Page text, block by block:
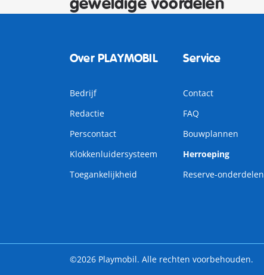
Over PLAYMOBIL
Bedrijf
Redactie
Perscontact
Klokkenluidersysteem
Toegankelijkheid
Service
Contact
FAQ
Bouwplannen
Herroeping
Reserve-onderdelen
©2026 Playmobil. Alle rechten voorbehouden.